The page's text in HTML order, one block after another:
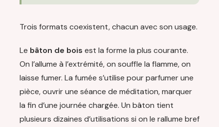
Trois formats coexistent, chacun avec son usage.
Le bâton de bois est la forme la plus courante.
On l’allume à l’extrémité, on souffle la flamme, on
laisse fumer. La fumée s’utilise pour parfumer une
pièce, ouvrir une séance de méditation, marquer
la fin d’une journée chargée. Un bâton tient
plusieurs dizaines d’utilisations si on le rallume bref